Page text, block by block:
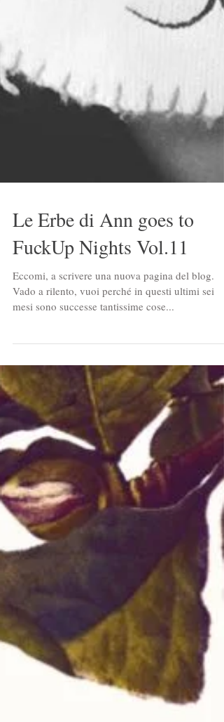
Le Erbe di Ann goes to
FuckUp Nights Vol.11
Eccomi, a scrivere una nuova pagina del blog.
Vado a rilento, vuoi perché in questi ultimi sei
mesi sono successe tantissime cose...